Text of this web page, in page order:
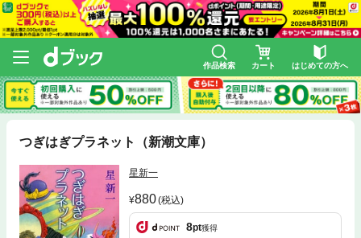
作品検索 カート はじめての方へ
つぎはぎプラネット（新潮文庫）
星新一
880(税込)
8pt獲得